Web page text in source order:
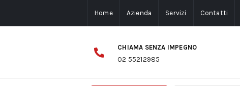
Home Azienda Servizi Contatti
CHIAMA SENZA IMPEGNO
02 55212985